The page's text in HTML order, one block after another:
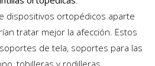
dispositivos ortopédicos aparte
tratar mejor la afección. Estos
de tela, soportes para las
tobilleras y rodilleras.